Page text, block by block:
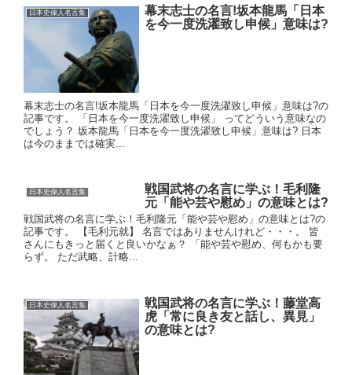
日本史偉人名言集
幕末志士の名言!坂本龍馬「日本
を今一度洗濯致し申候」意味は?
幕末志士の名言!坂本龍馬「日本を今一度洗濯致し申候」意味は?の
記事です。 「日本を今一度洗濯致し申候」 ってどういう意味なの
でしょう？ 坂本龍馬「日本を今一度洗濯致し申候」意味は? 日本
は今のままでは確実...
日本史偉人名言集
戦国武将の名言に学ぶ！毛利隆
元「能や芸や慰め」の意味とは?
戦国武将の名言に学ぶ！毛利隆元「能や芸や慰め」の意味とは?の
記事です。 【毛利元就】 名言ではありませんけれど・・・。 皆
さんにもきっと届くと良いかなぁ？ 「能や芸や慰め、何もかも要
らず。 ただ武略、計略...
日本史偉人名言集
戦国武将の名言に学ぶ！藤堂高
虎「常に良き友と話し、異見」
の意味とは?